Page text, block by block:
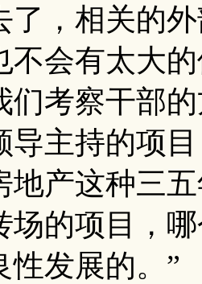
了，相关的
不会有太大
们考察干部
导主持的项
地产这种三
场的项目，
性发展的。”